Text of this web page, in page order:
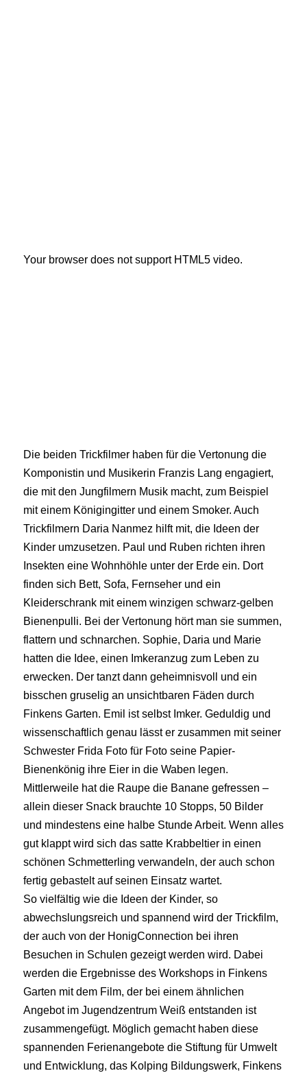
Your browser does not support HTML5 video.
Die beiden Trickfilmer haben für die Vertonung die
Komponistin und Musikerin Franzis Lang engagiert,
die mit den Jungfilmern Musik macht, zum Beispiel
mit einem Königingitter und einem Smoker. Auch
Trickfilmern Daria Nanmez hilft mit, die Ideen der
Kinder umzusetzen. Paul und Ruben richten ihren
Insekten eine Wohnhöhle unter der Erde ein. Dort
finden sich Bett, Sofa, Fernseher und ein
Kleiderschrank mit einem winzigen schwarz-gelben
Bienenpulli. Bei der Vertonung hört man sie summen,
flattern und schnarchen. Sophie, Daria und Marie
hatten die Idee, einen Imkeranzug zum Leben zu
erwecken. Der tanzt dann geheimnisvoll und ein
bisschen gruselig an unsichtbaren Fäden durch
Finkens Garten. Emil ist selbst Imker. Geduldig und
wissenschaftlich genau lässt er zusammen mit seiner
Schwester Frida Foto für Foto seine Papier-
Bienenkönig ihre Eier in die Waben legen.
Mittlerweile hat die Raupe die Banane gefressen –
allein dieser Snack brauchte 10 Stopps, 50 Bilder
und mindestens eine halbe Stunde Arbeit. Wenn alles
gut klappt wird sich das satte Krabbeltier in einen
schönen Schmetterling verwandeln, der auch schon
fertig gebastelt auf seinen Einsatz wartet.
So vielfältig wie die Ideen der Kinder, so
abwechslungsreich und spannend wird der Trickfilm,
der auch von der HonigConnection bei ihren
Besuchen in Schulen gezeigt werden wird. Dabei
werden die Ergebnisse des Workshops in Finkens
Garten mit dem Film, der bei einem ähnlichen
Angebot im Jugendzentrum Weiß entstanden ist
zusammengefügt. Möglich gemacht haben diese
spannenden Ferienangebote die Stiftung für Umwelt
und Entwicklung, das Kolping Bildungswerk, Finkens